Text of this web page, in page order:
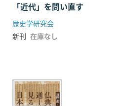
「近代」を問い直す
歴史学研究会
新刊 在庫なし